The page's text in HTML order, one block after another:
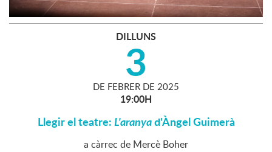
DILLUNS
3
DE FEBRER DE 2025
19:00H
Llegir el teatre:L'aranyad'Àngel Guimerà
a càrrec de Mercè Boher